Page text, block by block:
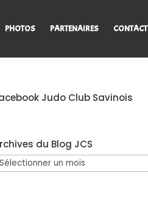
PHOTOS PARTENAIRES CONTACT
Judo Club Savinois
du Blog JCS